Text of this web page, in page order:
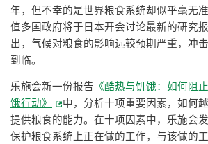
年，但不幸的是世界粮食系统却似乎毫无
值多国政府将于日本开会讨论最新的研究
出，气候对粮食的影响远较预期严重，冲
到临。
乐施会新一份报告 《酷热与饥饿：如何阻
饿行动》
中，分析十项重要因素，如何
提供粮食的能力。在十项因素中，乐施会
保护粮食系统上正在做的工作，与该做的